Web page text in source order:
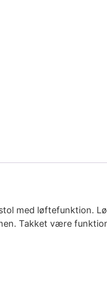
med løftefunktion.
Takket være